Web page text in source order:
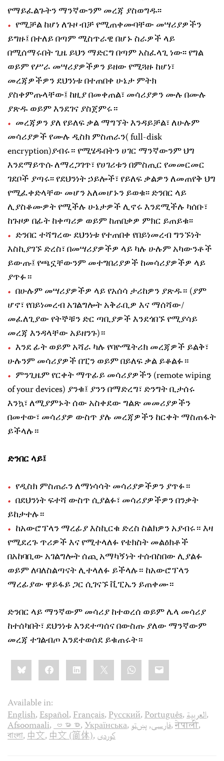
የማይፈልጉትን ማንኛውንም መረጃ ያስወግዱ፡፡
የሚቻል ከሆነ ለጉዞ ብቻ የሚጠቀሙባቸው መሣሪያዎችን
ይግዙ፤ በተለይ በጣም ሚስጥራዊ በሆኑ ስራዎች ላይ
በሚሰማሩበት ጊዜ ይህን ማድርግ በጣም አስፈላጊ ነው፡፡ የግል
ወይም የሥራ መሣሪያዎችዎን ይዘው የሚጓዙ ከሆነ፣
መረጃዎችዎን ደህንነቱ በተጠበቀ ሁኔታ ምትክ
ያስቀምጡላቸው፤ ከዚያ በመቀጠል፣ መሳሪያዎን ሙሉ በሙሉ
ያጽዱ ወይም እንደገና ያስጀምሩ።
መረጃዎን ያለ የይለፍ ቃል ማግኘት እንዳይቻል፣ ለሁሉም
መሳሪያዎች የሙሉ ዲስክ ምስጠራን( full-disk
encryption)ያብሩ። የሚሄዱበትን ሀገር ማንኛውንም ህግ
እንደማይጥሱ ለማረጋገጥ፣ የሀገሪቱን በምስጢር የመመርመር
ገደቦች ያጣሩ፡፡ የደህንነት ኃይሎች፣ የይለፍ ቃልዎን ለመጠየቅ ህግ
የሚፈቀድላቸው መሆን አለመሆኑን ይወቁ፡፡ ድንበር ላይ
ሊያስቆሙዎት የሚችሉ ሁኔታዎች ሊኖሩ እንደሚችሉ ካሰቡ፣
ከጉዞዎ በፊት ከቀጣሪዎ ወይም ከጠበቃዎ ምክር ይጠይቁ፡፡
ድንበር ተሻግረው ደህንነቱ የተጠበቀ የበይነመረብ ግንኙነት
እስኪያገኙ ድረስ፣ በመሣሪያዎችዎ ላይ ካሉ ሁሉም አካውንቶች
ይውጡ፤ የጫኗቸውንም መተግበሪያዎች ከመሳሪያዎችዎ ላይ
ያጥፉ።
በሁሉም መሣሪያዎችዎ ላይ የአሰሳ ታሪከዎን ያጽዱ። (ያም
ሆኖ፣ የበይነመረብ አገልግሎት አቅራቢዎ እና ማሰሻው/
መፈለጊያው የትኞቹን ድር ጣቢያዎች እንደጎበኙ የሚያሳይ
መረጃ እንዳላቸው አይዘንጉ)።
እንደ ፊት ወይም አሻራ ካሉ የባዮሜትሪክ መረጃዎች ይልቅ፣
ሁሉንም መሳሪያዎች በፒን ወይም በይለፍ ቃል ይቆልፉ።
ምንጊዜም የርቀት ማጥፊይ መሳሪያዎችን (remote wiping
of your devices) ያንቁ፤ ያንን በማድረግ፣ ድንግት ቢታሰሩ
እንኳ፣ ለሚያምኑት ሰው አስቀደው ግልጽ መመሪያዎችን
በመተው፣ መሳሪያዎ ውስጥ ያሉ መረጃዎችን ከርቀት ማስጠፋት
ይችላሉ።
ድንበር ላይ፤
የዲስክ ምስጠራን ለማነሳሳት መሳሪያዎችዎን ያጥፉ።
በደህንነት ፍተሻ ውስጥ ሲያልፉ፣ መሳሪያዎችዎን በንቃት
ይከታተሉ።
ከአውሮፕላን ማረፊያ እስኪርቁ ድረስ ስልክዎን አያብሩ። እዛ
የሚደረጉ ጥሪዎች እና የሚተላለፉ የቴክስት መልዕክቶች
በአከባቢው አገልግሎት ሰጪ አማካኝነት ተሰብስበው ሊያልፉ
ወይም ለባለስልጣናት ሊተላለፉ ይችላሉ። ከአውሮፕላን
ማረፊያው ዋይፋይ ጋር ሲገናኙ ቪፒኤን ይጠቀሙ።
ድንበር ላይ ማንኛውም መሳሪያ ከተወረሰ ወይም ሌላ መሳሪያ
ከተሰካበት፣ ደህንነቱ እንደተጣሰና በውስጡ ያለው ማንኛውም
መረጃ ተገልብጦ እንደተወሰደ ይቁጠሩት።
Share
this:BlueskyFacebookLinkedIn WhatsApp
Email
Available in:
English,Español,Français,Русский,Português,العربية,
Afsoomaali,ဗမာစာ,Українська, فارسی,پښتو ,नेपाली,
বাংলা,中文,中文 (简体), کوردی